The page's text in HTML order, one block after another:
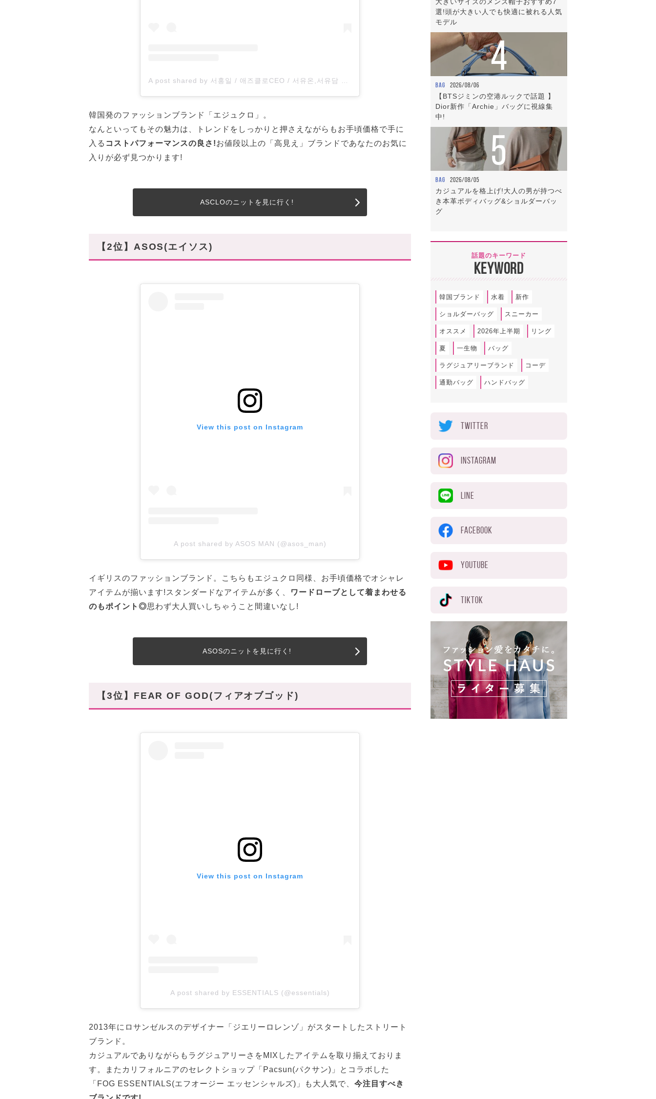
韓国発のファッションブランド「エジュクロ」。
なんといってもその魅力は、トレンドをしっかりと押さえながらもお手頃価格で手に
入る コストパフォーマンスの良さ!お値段以上の「高見え」ブランドであなたのお気に
入りが必ず見つかります!
ASCLOのニットを見に行く!
【2位】ASOS(エイソス)
View this post on Instagram
A post shared by ASOS MAN (@asos_man)
イギリスのファッションブランド。こちらもエジュクロ同様、お手頃価格でオシャレ
アイテムが揃います!スタンダードなアイテムが多く、
ワードローブとして着まわせる
のもポイント◎思わず大人買いしちゃうこと間違いなし!
ASOSのニットを見に行く!
【3位】FEAR OF GOD(フィアオブゴッド)
View this post on Instagram
A post shared by ESSENTIALS (@essentials)
2013年にロサンゼルスのデザイナー「ジエリーロレンゾ」がスタートしたストリート
ブランド。
カジュアルでありながらもラグジュアリーさをMIXしたアイテムを取り揃えておりま
す。またカリフォルニアのセレクトショップ「Pacsun(パクサン)」とコラボした
「FOG ESSENTIALS(エフオージー エッセンシャルズ)」も大人気で、 今注目すべき
選!頭が大きい人でも快適に被れる人気
モデル
4
BAG 2026/08/06
【BTSジミンの空港ルックで話題 】
Dior新作「Archie」バッグに視線集
中!
5
BAG 2026/08/05
カジュアルを格上げ!大人の男が持つべ
き本革ボディバッグ&ショルダーバッ
グ
話題のキーワード
KEYWORD
韓国ブランド 水着 新作
ショルダーバッグ スニーカー
オススメ 2026年上半期 リング
夏 一生物 バッグ
ラグジュアリーブランド コーデ
通勤バッグ ハンドバッグ
TWITTER
INSTAGRAM
LINE
FACEBOOK
YOUTUBE
TIKTOK